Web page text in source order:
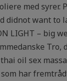
med syrer.
didnot want
LIGHT –
oil sex
som har